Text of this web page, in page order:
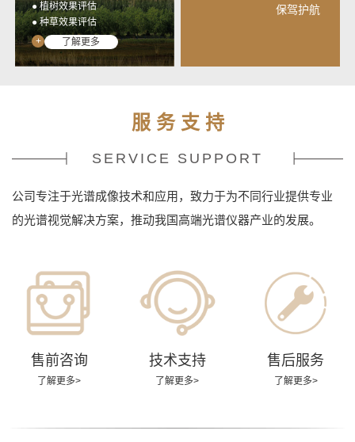
● 植树效果评估
● 种草效果评估
+
了解更多
保驾护航
服 务 支 持
SERVICE SUPPORT
公司专注于光谱成像技术和应用，致力于为不同行业提供专业
的光谱视觉解决方案，推动我国高端光谱仪器产业的发展。
售前咨询
了解更多>
技术支持
了解更多>
售后服务
了解更多>